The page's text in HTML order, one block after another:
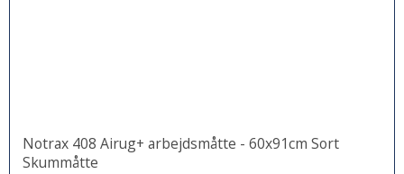
Notrax 408 Airug+ arbejdsmåtte - 60x91cm Sort
Skummåtte